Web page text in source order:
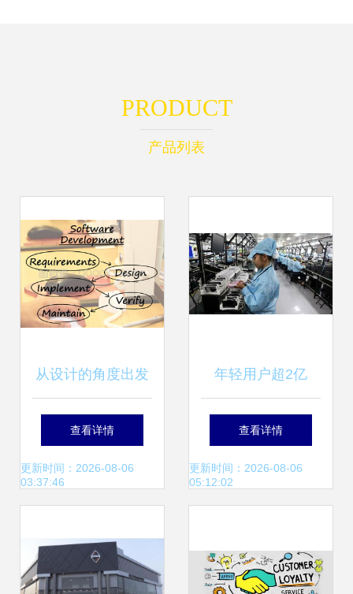
PRODUCT
产品列表
从设计的角度出发
软件开发过程中显
示设计与服务实现
查看详情
更新时间：2026-08-06
03:37:46
年轻用户超2亿
OPPO R11再创销
量奇迹 软件开发与
合
查看详情
更新时间：2026-08-06
05:12:02